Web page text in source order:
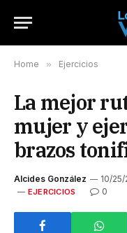
Home » Ejercicios
La mejor
mujer y
brazos
Alcides González 10/25/
EJERCICIOS 0